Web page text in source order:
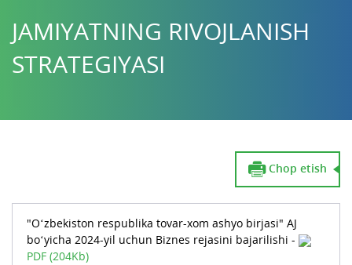
JAMIYATNING RIVOJLANISH
STRATEGIYASI
Chop etish
"O‘zbekiston respublika tovar-xom ashyo birjasi" AJ
bo‘yicha 2024-yil uchun Biznes rejasini bajarilishi -
PDF (204Kb)